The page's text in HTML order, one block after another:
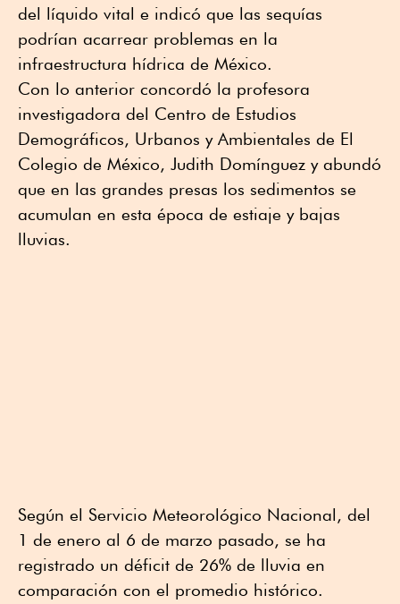
del líquido vital e indicó que las sequías
podrían acarrear problemas en la
infraestructura hídrica de México.
Con lo anterior concordó la profesora
investigadora del Centro de Estudios
Demográficos, Urbanos y Ambientales de El
Colegio de México, Judith Domínguez y abundó
que en las grandes presas los sedimentos se
acumulan en esta época de estiaje y bajas
lluvias.
Según el Servicio Meteorológico Nacional, del
1 de enero al 6 de marzo pasado, se ha
registrado un déficit de 26% de lluvia en
comparación con el promedio histórico.